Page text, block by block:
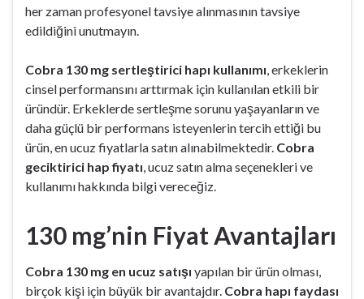
her zaman profesyonel tavsiye alınmasının tavsiye
edildiğini unutmayın.
Cobra 130 mg sertleştirici hapı kullanımı , erkeklerin
cinsel performansını arttırmak için kullanılan etkili bir
üründür. Erkeklerde sertleşme sorunu yaşayanların ve
daha güçlü bir performans isteyenlerin tercih ettiği bu
ürün, en ucuz fiyatlarla satın alınabilmektedir. Cobra
geciktirici hap fiyatı , ucuz satın alma seçenekleri ve
kullanımı hakkında bilgi vereceğiz.
130 mg’nin Fiyat Avantajları
Cobra 130 mg en ucuz satışı yapılan bir ürün olması,
birçok kişi için büyük bir avantajdır. Cobra hapı faydası